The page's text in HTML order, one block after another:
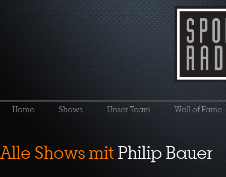
Home Shows Unser Team Wall of Fame
Alle Shows mitPhilip Bauer